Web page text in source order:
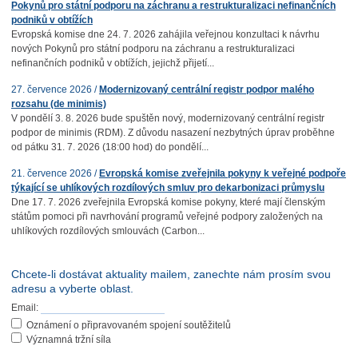
Pokynů pro státní podporu na záchranu a restrukturalizaci nefinančních
podniků v obtížích
Evropská komise dne 24. 7. 2026 zahájila veřejnou konzultaci k návrhu
nových Pokynů pro státní podporu na záchranu a restrukturalizaci
nefinančních podniků v obtížích, jejichž přijetí...
27. července 2026 / Modernizovaný centrální registr podpor malého
rozsahu (de minimis)
V pondělí 3. 8. 2026 bude spuštěn nový, modernizovaný centrální registr
podpor de minimis (RDM). Z důvodu nasazení nezbytných úprav proběhne
od pátku 31. 7. 2026 (18:00 hod) do pondělí...
21. července 2026 / Evropská komise zveřejnila pokyny k veřejné podpoře
týkající se uhlíkových rozdílových smluv pro dekarbonizaci průmyslu
Dne 17. 7. 2026 zveřejnila Evropská komise pokyny, které mají členským
státům pomoci při navrhování programů veřejné podpory založených na
uhlíkových rozdílových smlouvách (Carbon...
Chcete-li dostávat aktuality mailem, zanechte nám prosím svou
adresu a vyberte oblast.
Email:
Oznámení o připravovaném spojení soutěžitelů
Významná tržní síla